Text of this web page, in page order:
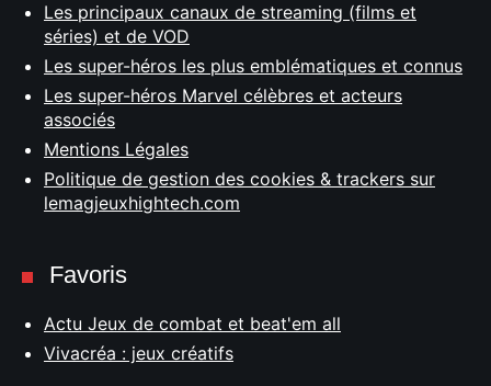
Les principaux canaux de streaming (films et
séries) et de VOD
Les super-héros les plus emblématiques et connus
Les super-héros Marvel célèbres et acteurs
associés
Mentions Légales
Politique de gestion des cookies & trackers sur
lemagjeuxhightech.com
Favoris
Actu Jeux de combat et beat'em all
Vivacréa : jeux créatifs